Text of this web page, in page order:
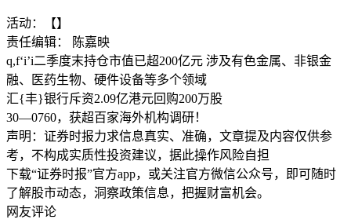
活动：【】
责任编辑： 陈嘉映
q,f‘i’i二季度末持仓市值已超200亿元 涉及有色金属、非银金
融、医药生物、硬件设备等多个领域
汇{丰}银行斥资2.09亿港元回购200万股
30—0760，获超百家海外机构调研！
声明：证券时报力求信息真实、准确，文章提及内容仅供参
考，不构成实质性投资建议，据此操作风险自担
下载“证券时报”官方app，或关注官方微信公众号，即可随时
了解股市动态，洞察政策信息，把握财富机会。
网友评论